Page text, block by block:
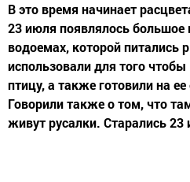
В это время начинает
23 июля появлялось большое
водоемах, которой питались
использовали для того
птицу, а также готовили на
Говорили также о том, что
живут русалки. Старались 23